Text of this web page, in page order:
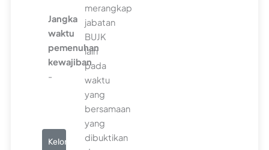
Jangka
waktu
pemenuhan
kewajiban
-
Kelompok
merangkap
jabatan
BUJK
lain
pada
waktu
yang
bersamaan
yang
dibuktikan